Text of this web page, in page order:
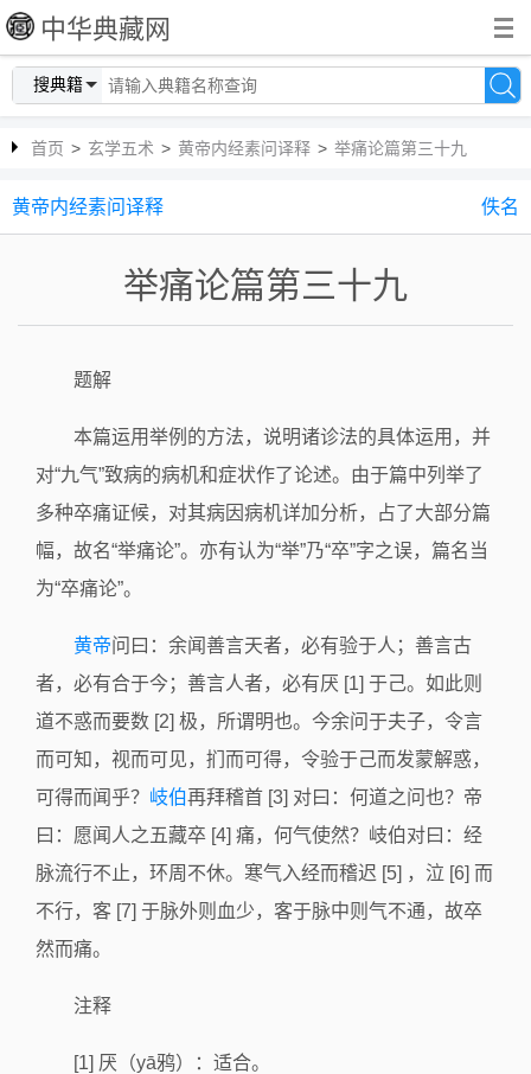
中华典藏网
搜典籍
首页 > 玄学五术 > 黄帝内经素问译释 > 举痛论篇第三十九
黄帝内经素问译释 佚名
举痛论篇第三十九
题解
本篇运用举例的方法，说明诸诊法的具体运用，并
对“九气”致病的病机和症状作了论述。由于篇中列举了
多种卒痛证候，对其病因病机详加分析，占了大部分篇
幅，故名“举痛论”。亦有认为“举”乃“卒”字之误，篇名当
为“卒痛论”。
黄帝问曰：余闻善言天者，必有验于人；善言古
者，必有合于今；善言人者，必有厌 [1] 于己。如此则
道不惑而要数 [2] 极，所谓明也。今余问于夫子，令言
而可知，视而可见，扪而可得，令验于己而发蒙解惑，
可得而闻乎？ 岐伯再拜稽首 [3] 对曰：何道之问也？帝
曰：愿闻人之五藏卒 [4] 痛，何气使然？岐伯对曰：经
脉流行不止，环周不休。寒气入经而稽迟 [5] ，泣 [6] 而
不行，客 [7] 于脉外则血少，客于脉中则气不通，故卒
然而痛。
注释
[1] 厌（yā鸦）：适合。